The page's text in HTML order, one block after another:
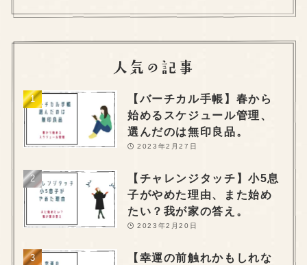
【バーチカル手帳】春から
始めるスケジュール管理、
選んだのは無印良品。
2023年2月27日
【チャレンジタッチ】小5息
子がやめた理由、また始め
たい？我が家の答え。
2023年2月20日
【幸運の前触れかもしれな